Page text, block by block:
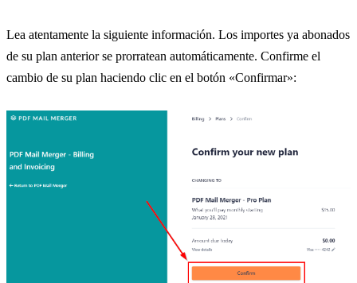
Lea atentamente la siguiente información. Los importes ya abonados
de su plan anterior se prorratean automáticamente. Confirme el
cambio de su plan haciendo clic en el botón «Confirmar»: